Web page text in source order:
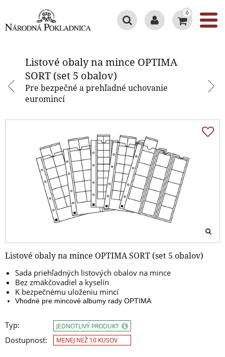
0
Listové obaly na mince OPTIMA
SORT (set 5 obalov)
Pre bezpečné a prehľadné uchovanie
euromincí
Listové obaly na mince OPTIMA SORT (set 5 obalov)
Sada priehľadných listových obalov na mince
Bez zmäkčovadiel a kyselín
K bezpečnému uloženiu mincí
Vhodné pre mincové albumy rady OPTIMA
Typ:
Dostupnosť:
JEDNOTLIVÝ PRODUKT
MENEJ NEŽ 10 KUSOV
Listové obaly na mince OPTIMA